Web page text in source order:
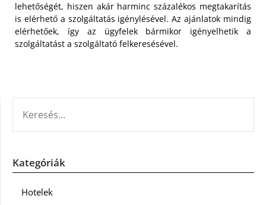
lehetőségét, hiszen akár harminc százalékos megtakarítás
is elérhető a szolgáltatás igénylésével. Az ajánlatok mindig
elérhetőek, így az ügyfelek bármikor igényelhetik a
szolgáltatást a szolgáltató felkeresésével.
Kategóriák
Hotelek